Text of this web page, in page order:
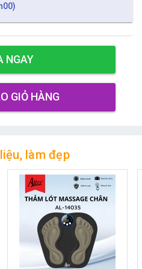
NGAY
GIỎ HÀNG
làm đẹp